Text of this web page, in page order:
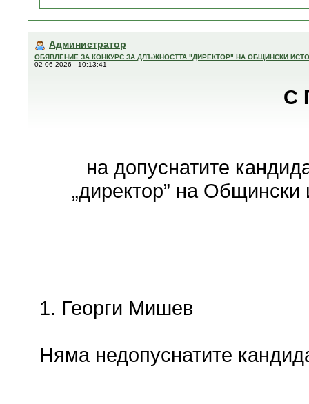
Администратор
ОБЯВЛЕНИЕ ЗА КОНКУРС ЗА ДЛЪЖНОСТТА "ДИРЕКТОР" НА ОБЩИНСКИ
02-06-2026 - 10:13:41
С
на допуснатите
„директор” на
1. Георги Мишев
Няма недопуснатите